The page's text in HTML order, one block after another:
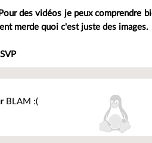
des vidéos je peux comprendre
merde quoi c'est juste des images.
BLAM :(